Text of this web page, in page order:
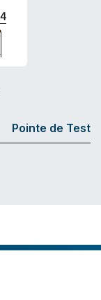
Pointe de Test